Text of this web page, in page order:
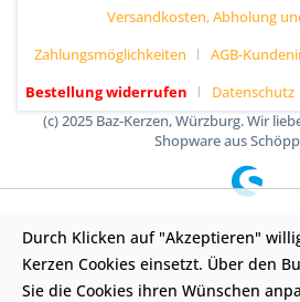
Versandkosten, Abholung
Zahlungsmöglichkeiten
AGB-
Bestellung widerrufen
Datenschutz
(c) 2025 Baz-Kerzen, Würzburg. Wir
Shopware aus
Durch Klicken auf "Akzeptieren"
Kerzen Cookies einsetzt. Über den
Sie die Cookies ihren Wünschen